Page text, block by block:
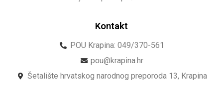
Kontakt
POU Krapina: 049/370-561
pou@krapina.hr
Šetalište hrvatskog narodnog preporoda 13, Krapina